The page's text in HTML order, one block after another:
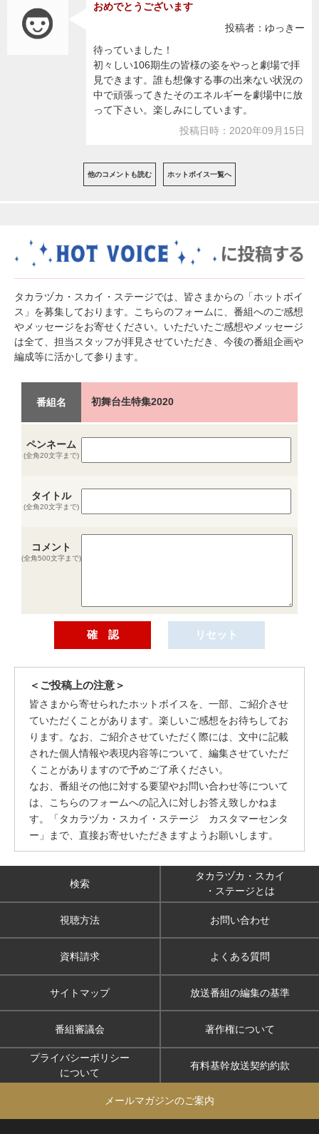
おめでとうございます
投稿者：ゆっきー
待っていました！
初々しい106期生の皆様の姿をやっと劇場で拝
見できます。誰も想像する事の出来ない状況の
中で頑張ってきたそのエネルギーを劇場中に放
って下さい。楽しみにしています。
投稿日時：2020年09月15日
他のコメントも読む ホットボイス一覧へ
タカラヅカ・スカイ・ステージでは、皆さまからの「ホットボイ
ス」を募集しております。こちらのフォームに、番組へのご感想
やメッセージをお寄せください。いただいたご感想やメッセージ
は全て、担当スタッフが拝見させていただき、今後の番組企画や
編成等に活かして参ります。
番組名 初舞台生特集2020
ペンネーム
(全角20文字まで)
タイトル
(全角20文字まで)
コメント
(全角500文字まで)
＜ご投稿上の注意＞
皆さまから寄せられたホットボイスを、一部、ご紹介させ
ていただくことがあります。楽しいご感想をお待ちしてお
ります。なお、ご紹介させていただく際には、文中に記載
された個人情報や表現内容等について、編集させていただ
くことがありますので予めご了承ください。
なお、番組その他に対する要望やお問い合わせ等について
は、こちらのフォームへの記入に対しお答え致しかねま
す。「タカラヅカ・スカイ・ステージ カスタマーセンタ
ー」まで、直接お寄せいただきますようお願いします。
検索
タカラヅカ・スカイ
・ステージとは
視聴方法 お問い合わせ
資料請求 よくある質問
サイトマップ 放送番組の編集の基準
番組審議会 著作権について
プライバシーポリシー
について
有料基幹放送契約約款
メールマガジンのご案内